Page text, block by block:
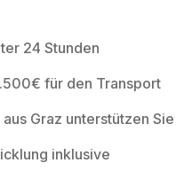
24 Stunden
für den Transport
Graz unterstützen Sie
inklusive